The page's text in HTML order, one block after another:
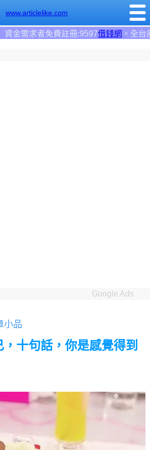
www.articlelike.com
。全台前三大借錢網站！
Google Ads
小品
十句話，你是感覺得到